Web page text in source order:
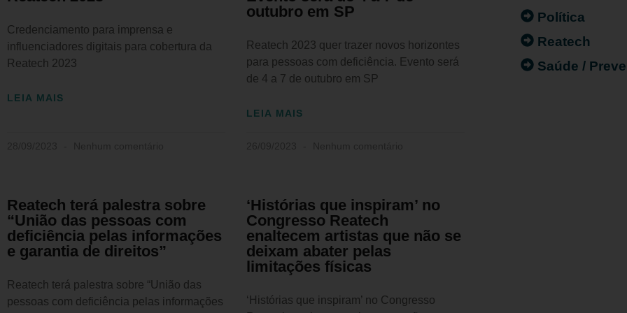
Credenciamento para imprensa e
influenciadores digitais para cobertura da
Reatech 2023
LEIA MAIS
outubro em SP
Reatech 2023 quer trazer novos horizontes
para pessoas com deficiência. Evento será
de 4 a 7 de outubro em SP
LEIA MAIS
Reatech terá palestra sobre
“União das pessoas com
deficiência pelas informações
e garantia de direitos”
Reatech terá palestra sobre “União das
pessoas com deficiência pelas informações
‘Histórias que inspiram’ no
Congresso Reatech
enaltecem artistas que não se
deixam abater pelas
limitações físicas
‘Histórias que inspiram’ no Congresso
Política
Reatech
Saúde /